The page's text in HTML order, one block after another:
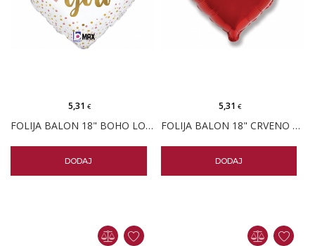
FOLIJA BALON 18" BOHO LOVE YOU
5,31€
DODAJ
FOLIJA BALON 18" CRVENO SRCE PK
5,31 €
DODAJ